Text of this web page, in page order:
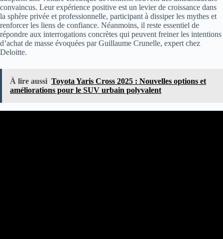
convaincus. Leur expérience positive est un levier de croissance dans
la sphère privée et professionnelle, participant à dissiper les mythes et
renforcer les liens de confiance. Néanmoins, il reste essentiel de
répondre aux interrogations concrètes qui peuvent freiner les intentions
d’achat de masse évoquées par Guillaume Crunelle, expert chez
Deloitte.
À lire aussi Toyota Yaris Cross 2025 : Nouvelles options et
améliorations pour le SUV urbain polyvalent